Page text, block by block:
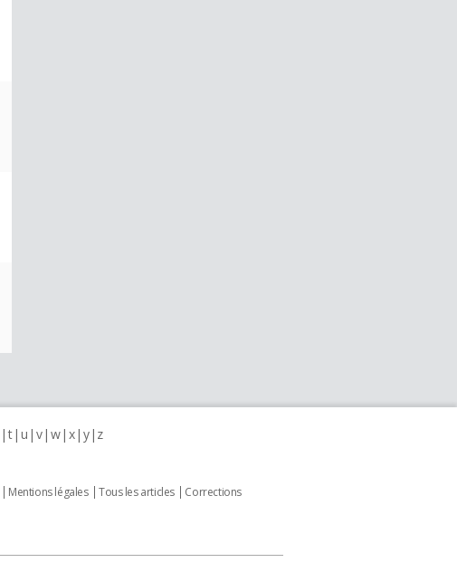
t u v w x y z
Mentions légales Tous les articles
Corrections